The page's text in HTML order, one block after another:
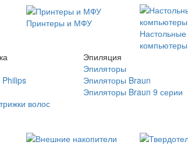
Принтеры и МФУ
Настольные
компьютеры
волос
Эпиляция
Эпиляторы
Эпиляторы Braun
Эпиляторы Braun 9 серии